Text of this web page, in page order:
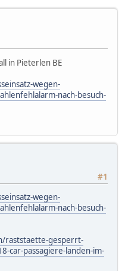
in Pieterlen BE
wegen-
nach-besuch-
#1
wegen-
nach-besuch-
raststaette-gesperrt-
car-passagiere-landen-im-